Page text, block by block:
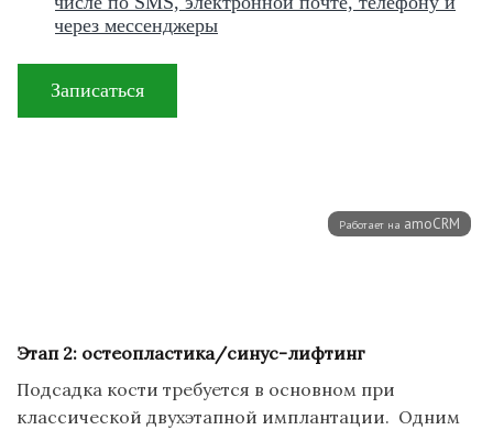
Этап 2: остеопластика/синус-лифтинг
Подсадка кости требуется в основном при
классической двухэтапной имплантации. Одним